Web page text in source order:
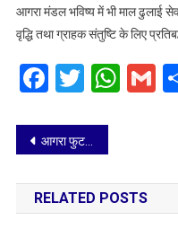
आगरा मंडल भविष्य में भी माल ढुलाई
वृद्धि तथा ग्राहक संतुष्टि के लिए
Facebook
Twitter
Post
navigation
आगरा फुटबॉल अकैडमी और ग्रोइंग स्टार के मध्य मुकाबला गोलरहित बराबरी पर छूटा
RELATED POSTS